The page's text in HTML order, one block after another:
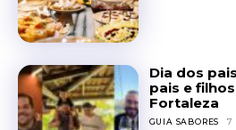
Dia dos
pais e
Fortaleza
GUIA SABORES 7